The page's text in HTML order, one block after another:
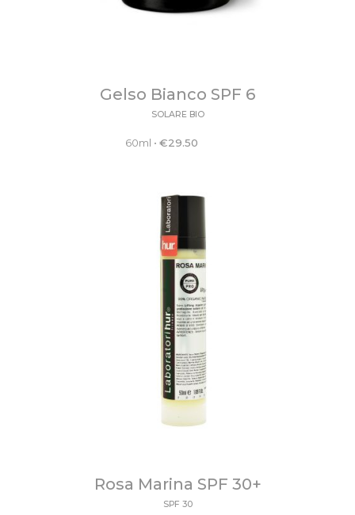
Gelso Bianco SPF 6
SOLARE BIO
60ml • €29.50
Rosa Marina SPF 30+
SPF 30